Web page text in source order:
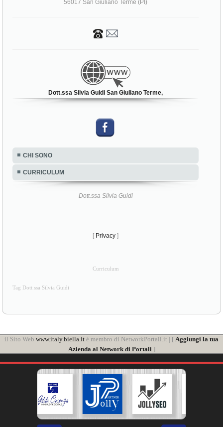
56017 San Giuliano Terme (PI)
Dott.ssa Silvia Guidi San Giuliano Terme,
CHI SONO
CURRICULUM
Dott.ssa Silvia Guidi
[ Privacy ]
Curriculum
Tag Dott.ssa Silvia Guidi
il Sito Web www.italy.biella.it è membro di NetworkPortali.it | [ Aggiungi la tua
Azienda al Network di Portali]